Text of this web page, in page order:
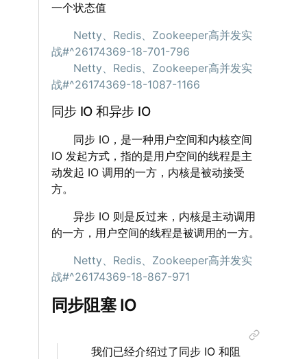
一个状态值
Netty、Redis、Zookeeper高并发实
战#^26174369-18-701-796
Netty、Redis、Zookeeper高并发实
战#^26174369-18-1087-1166
同步 IO 和异步 IO
‌‌‌‌ 同步 IO，是一种用户空间和内核空间
IO 发起方式，指的是用户空间的线程是主
动发起 IO 调用的一方，内核是被动接受
方。
‌‌‌‌ 异步 IO 则是反过来，内核是主动调用
的一方，用户空间的线程是被调用的一方。
Netty、Redis、Zookeeper高并发实
战#^26174369-18-867-971
同步阻塞 IO
‌‌‌‌ 我们已经介绍过了同步 IO 和阻